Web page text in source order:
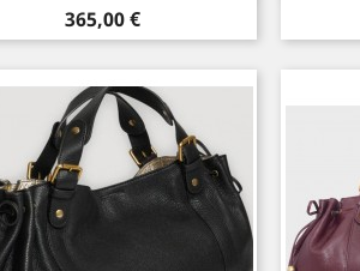
Prix
365,00 €